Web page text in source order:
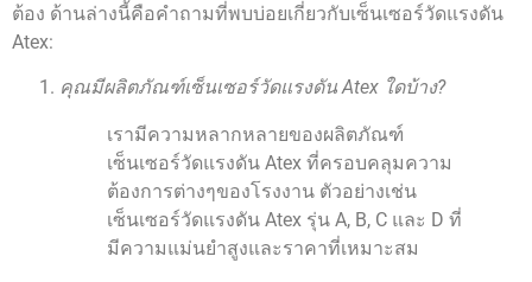
ต้อง ด้านล่างนี้คือคำถามที่พบบ่อยเกี่ยวกับเซ็นเซอร์วัดแรงดัน
Atex:
คุณมีผลิตภัณฑ์เซ็นเซอร์วัดแรงดัน Atex ใดบ้าง?
เรามีความหลากหลายของผลิตภัณฑ์
เซ็นเซอร์วัดแรงดัน Atex ที่ครอบคลุมความ
ต้องการต่างๆของโรงงาน ตัวอย่างเช่น
เซ็นเซอร์วัดแรงดัน Atex รุ่น A, B, C และ D ที่
มีความแม่นยำสูงและราคาที่เหมาะสม